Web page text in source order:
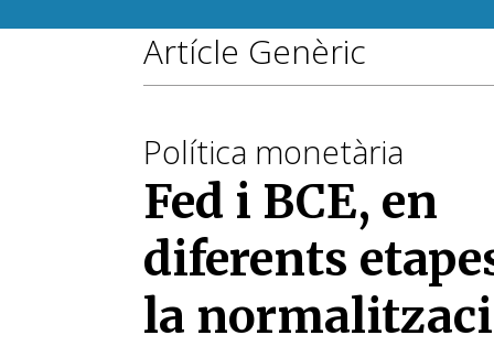
Artícle Genèric
Política monetària
Fed i BCE, en
diferents
la